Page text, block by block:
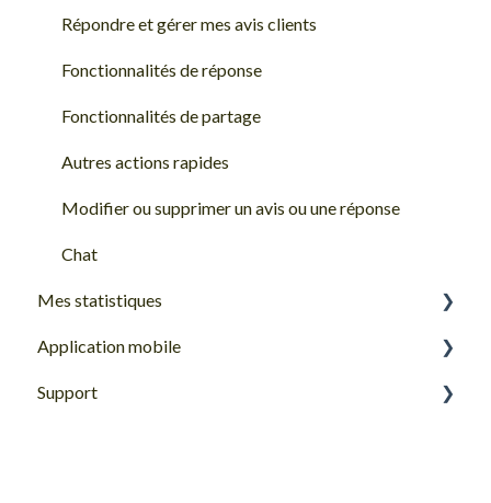
Mon profil Goodays
Mot de passe et connexion
Problèmes de connexion
Répondre et gérer mes avis clients
Fonctionnalités de réponse
Fonctionnalités de partage
Autres actions rapides
Modifier ou supprimer un avis ou une réponse
Chat
Mes statistiques
Ma synthèse
Statistiques de conversation
Application mobile
Prise en main de l'application mobile
Support